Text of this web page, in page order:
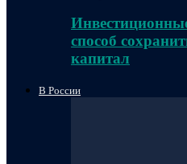
способ
капитал
В России